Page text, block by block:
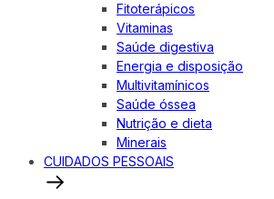
Fitoterápicos
Vitaminas
Saúde digestiva
Energia e disposição
Multivitamínicos
Saúde óssea
Nutrição e dieta
Minerais
CUIDADOS PESSOAIS